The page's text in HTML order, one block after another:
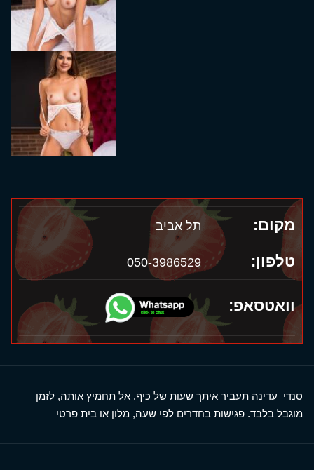
מקום: תל אביב
טלפון: 050-3986529
וואטסאפ:
סנדי עדינה תעביר איתך שעות של כיף. אל תחמיץ אותה, לזמן
מוגבל בלבד. פגישות בחדרים לפי שעה, מלון או בית פרטי